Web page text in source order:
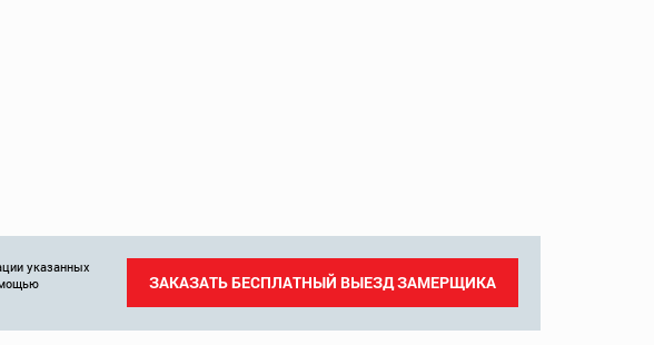
ЗАКАЗАТЬ БЕСПЛАТНЫЙ ВЫЕЗД ЗАМЕРЩИКА
указанных